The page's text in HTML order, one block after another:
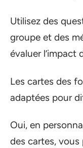
Utilisez des
groupe et des
évaluer l’impact
Les cartes des
adaptées pour
Oui, en
des cartes,